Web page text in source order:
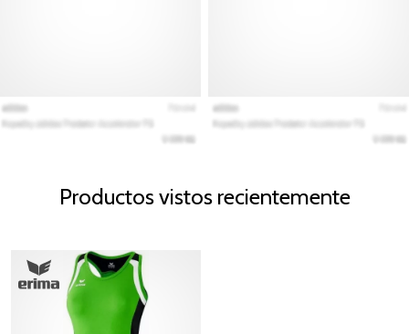
Productos vistos recientemente